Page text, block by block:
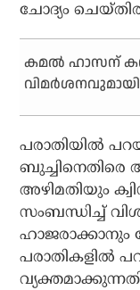
ചോദ്യം
കമല്‍ ഹാസന്
പരാതിയില്‍
ബുച്ചിനെതിരെ
അഴിമതിയും
സംബന്ധിച്ച്
ഹാജരാക്കാനും
പരാതികളില്‍